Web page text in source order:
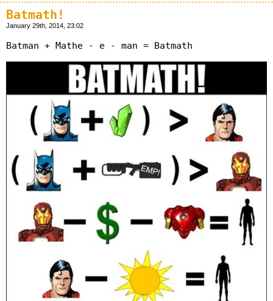
Batmath!
January 29th, 2014, 23:02
Batman + Mathe - e - man = Batmath